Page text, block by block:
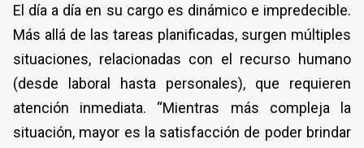
El día a día en su cargo es dinámico e impredecible.
Más allá de las tareas planificadas, surgen múltiples
situaciones, relacionadas con el recurso humano
(desde laboral hasta personales), que requieren
atención inmediata. “Mientras más compleja la
situación, mayor es la satisfacción de poder brindar